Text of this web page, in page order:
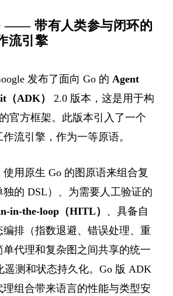
—— 带有人类参与闭环的
流引擎
发布了面向 Go 的 Agent
（ADK）
2.0 版本，这是用于构
官方框架。此版本引入了一个
流引擎，作为一等原语。
用原生 Go 的图原语来组合复
的 DSL）、为需要人工验证的
in-the-loop（HITL） 、具备自
排（指数退避、错误处理、重
代理和复杂图之间共享的统一
遥测和状态持久化。Go 版 ADK
组合带来语言的性能与类型安